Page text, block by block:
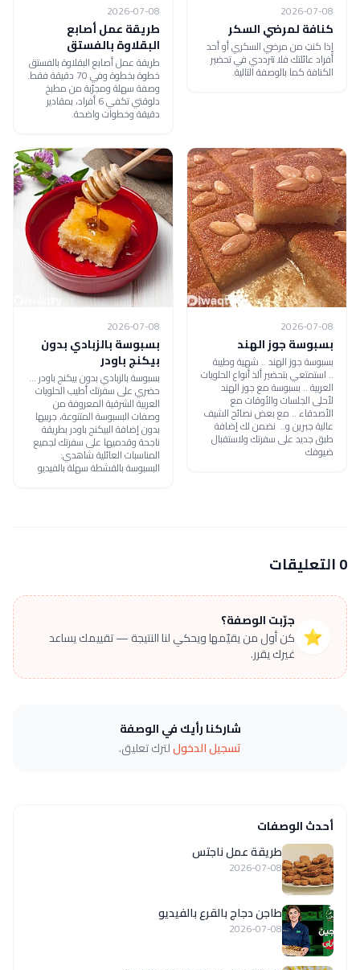
2026-07-08
كنافة لمرضي السكر
إذا كنتِ من مرضي السكري أو أحد
أفراد عائلتك فلا تترددي في تحضير
الكنافة كما بالوصفة التالية.
2026-07-08
طريقة عمل أصابع
البقلاوة بالفستق
طريقة عمل أصابع البقلاوة بالفستق
خطوة بخطوة وفي 70 دقيقة فقط.
وصفة سهلة ومجرّبة من مطبخ
دلوقتي تكفي 6 أفراد، بمقادير
دقيقة وخطوات واضحة.
2026-07-08
بسبوسة جوز الهند
بسبوسة جوز الهند .. شهية وطيبة
.. استمتعي بتحضير ألذ أنواع الحلويات
العربية .. بسبوسة مع جوز الهند
لأحلى الجلسات والأوقات مع
الأصدقاء .. مع بعض نصائح الشيف
عالية جبرين و.. نضمن لك إضافة
طبق جديد على سفرتك ولاستقبال
ضيوفك
2026-07-08
بسبوسة بالزبادي بدون
بيكنج باودر
بسبوسة بالزبادي بدون بيكنج باودر ...
حضري على سفرتك أطيب الحلويات
العربية الشرقية المعروفة من
وصفات البسبوسة المتنوعة، جربيها
بدون إضافة البيكنج باودر بطريقة
ناجحة وقدميها على سفرتك لجميع
المناسبات العائلية شاهدي:
البسبوسة بالقشطة سهلة بالفيديو
0 التعليقات
⭐
جرّبت الوصفة؟
كن أول من يقيّمها ويحكي لنا النتيجة — تقييمك يساعد
غيرك يقرر.
شاركنا رأيك في الوصفة
تسجيل الدخوللترك تعليق.
أحدث الوصفات
طريقة عمل ناجتس
2026-07-08
طاجن دجاج بالقرع بالفيديو
2026-07-08